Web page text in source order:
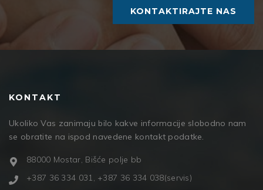
KONTAKTIRAJTE NAS
KONTAKT
Ukoliko Vas zanimaju bilo kakve informacije slobodno nam
se obratite na ispod navedene kontakt podatke.
88000 Mostar, Bišće polje bb
+387 36 334 031, +387 36 334 038(servis)